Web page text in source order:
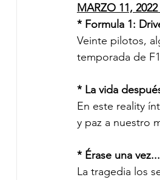
MARZO 11, 2022
* Formula 1:
Veinte pilotos,
temporada de
* La vida
En este reality
y paz a nuestro
* Érase una
La tragedia los